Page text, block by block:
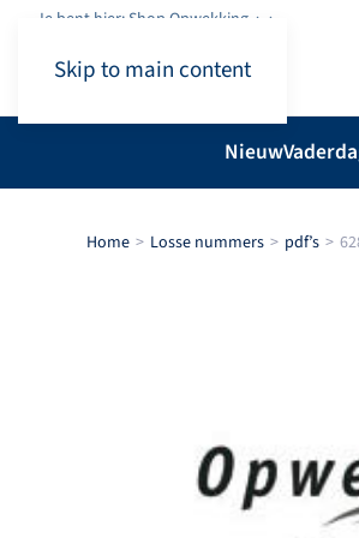
Skip to main content
Je bent hier: Shop.Opwekking
Nieuw
Home Losse nummers pdf’s